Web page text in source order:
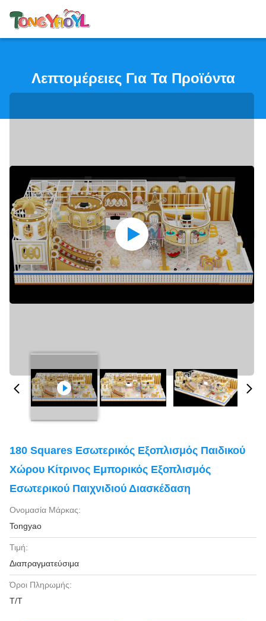
Λεπτομέρειες Για Τα Προϊόντα
180 Squares Εσωτερικός Εξοπλισμός Παιδικού
Χώρου Κίτρινος Εμπορικός Εξοπλισμός
Εσωτερικού Παιχνιδιού Διασκέδαση
Ονομασία Μάρκας:
Tongyao
Τιμή:
Διαπραγματεύσιμα
Όροι Πληρωμής:
Τ/Τ